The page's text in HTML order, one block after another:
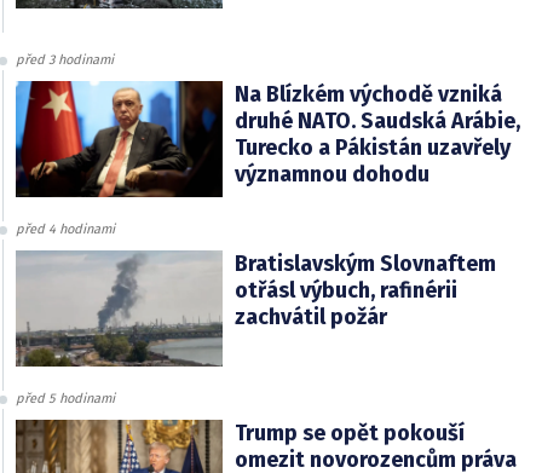
před 3 hodinami
Na Blízkém východě vzniká
druhé NATO. Saudská Arábie,
Turecko a Pákistán uzavřely
významnou dohodu
před 4 hodinami
Bratislavským Slovnaftem
otřásl výbuch, rafinérii
zachvátil požár
před 5 hodinami
Trump se opět pokouší
omezit novorozencům práva